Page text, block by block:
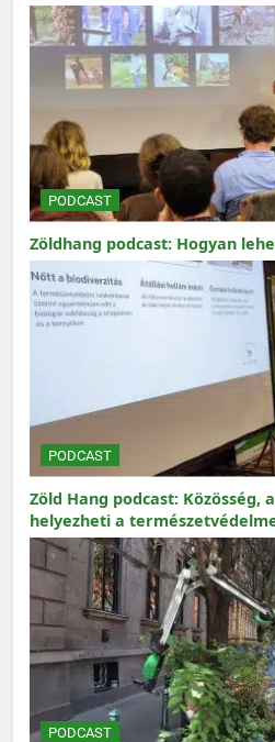
PODCAST
Zöldhang podcast: Hogyan
PODCAST
Zöld Hang podcast: Közösség,
helyezheti a
PODCAST